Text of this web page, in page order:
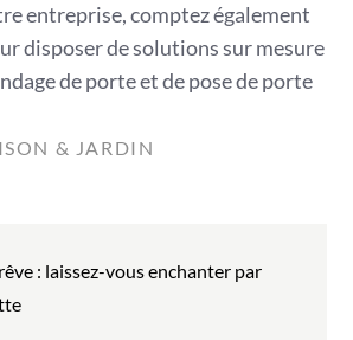
entreprise, comptez également
disposer de solutions sur mesure
de porte et de pose de porte
& JARDIN
: laissez-vous enchanter par